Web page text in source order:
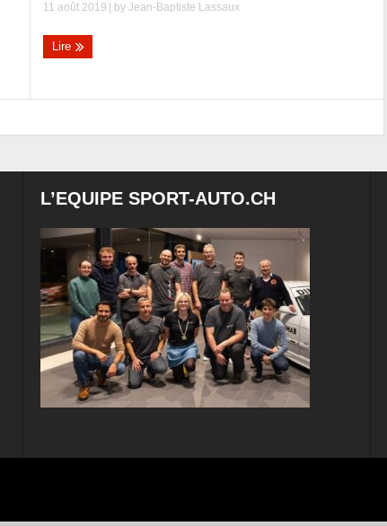
11 août 2019 | byJean-Baptiste Lassaux
Lire
L’EQUIPE SPORT-AUTO.CH